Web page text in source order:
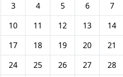
3
4 5 6 7
10
11 12 13 14
17
18 19 20 21
24
25 26 27 28